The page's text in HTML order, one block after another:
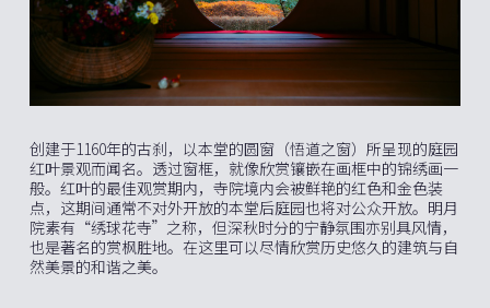
创建于1160年的古刹，以本堂的圆窗（悟道之窗）所呈现的庭园
红叶景观而闻名。透过窗框，就像欣赏镶嵌在画框中的锦绣画一
般。红叶的最佳观赏期内，寺院境内会被鲜艳的红色和金色装
点，这期间通常不对外开放的本堂后庭园也将对公众开放。明月
院素有“绣球花寺”之称，但深秋时分的宁静氛围亦别具风情，
也是著名的赏枫胜地。在这里可以尽情欣赏历史悠久的建筑与自
然美景的和谐之美。